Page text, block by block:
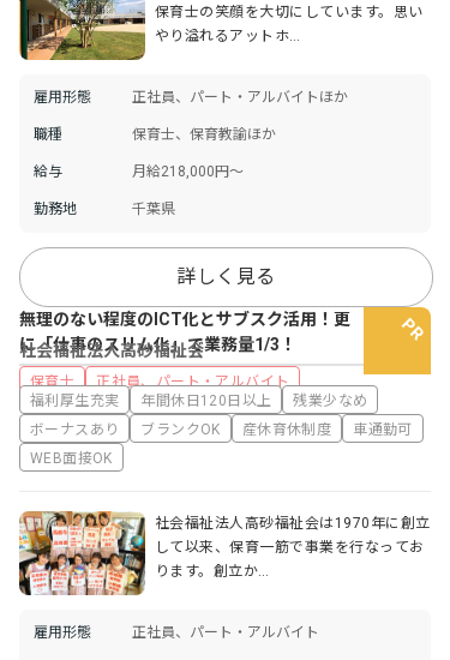
保育士の笑顔を大切にしています。思い
やり溢れるアットホ…
雇用形態 正社員、パート・アルバイトほか
職種 保育士、保育教諭ほか
給与 月給218,000円～
勤務地 千葉県
詳しく見る
社会福祉法人高砂福祉会
保育士 正社員、パート・アルバイト
無理のない程度のICT化とサブスク活用！更
に「仕事のスリム化」で業務量1/3！
福利厚生充実 年間休日120日以上
残業少なめ
ボーナスあり
ブランクOK 産休育休制度
車通勤可
WEB面接OK
社会福祉法人高砂福祉会は1970年に創立
して以来、保育一筋で事業を行なってお
ります。創立か…
雇用形態 正社員、パート・アルバイト